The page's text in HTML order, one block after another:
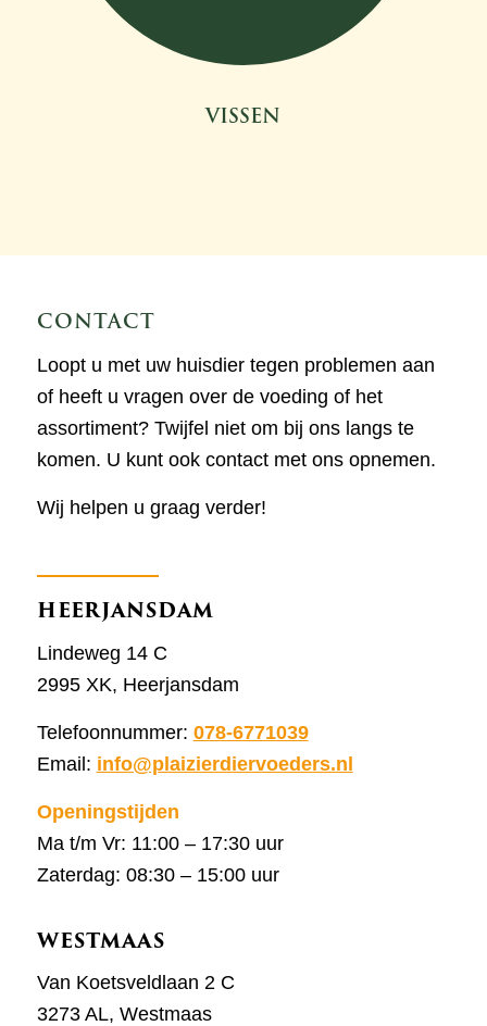
VISSEN
CONTACT
Loopt u met uw huisdier tegen problemen aan
of heeft u vragen over de voeding of het
assortiment? Twijfel niet om bij ons langs te
komen. U kunt ook contact met ons opnemen.
Wij helpen u graag verder!
HEERJANSDAM
Lindeweg 14 C
2995 XK, Heerjansdam
Telefoonnummer: 078-6771039
Email: info@plaizierdiervoeders.nl
Openingstijden
Ma t/m Vr: 11:00 – 17:30 uur
Zaterdag: 08:30 – 15:00 uur
WESTMAAS
Van Koetsveldlaan 2 C
3273 AL, Westmaas